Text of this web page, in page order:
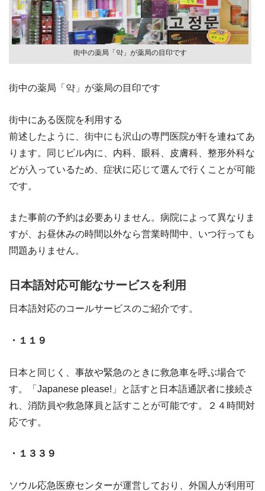
街中の薬局「약」が薬局の目印です
街中の薬局「약」が薬局の目印です
街中にある医院を利用する
前述したように、街中にも沢山の専門医院が軒を連ねてあ
ります。同じビル内に、内科、眼科、皮膚科、整形外科な
どが入っているため、症状に応じて選んで行くことが可能
です。
また事前の予約は必要ありません。病院によって異なりま
すが、お昼休みの時間以外なら営業時間中、いつ行っても
問題ありません。
日本語対応可能なサービスを利用
日本語対応のコールサービスのご紹介です。
・１１９
日本と同じく、事故や緊急のときに救急車を呼ぶ場合で
す。「Japanese please!」と話すと日本語通訳者に接続さ
れ、消防員や救急隊員と話すことが可能です。２４時間対
応です。
・１３３９
ソウル応急医療センターが運営しており、外国人が利用可